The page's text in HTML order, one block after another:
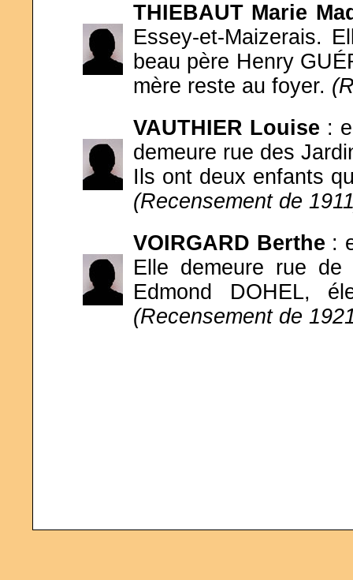
THIEBAUT Marie
Essey-et-Maizerais.
beau père Henry
mère reste au foyer.
VAUTHIER Louise :
demeure rue des
Ils ont deux enfants
(Recensement de
VOIRGARD Berthe :
Elle demeure rue
Edmond DOHEL,
(Recensement de